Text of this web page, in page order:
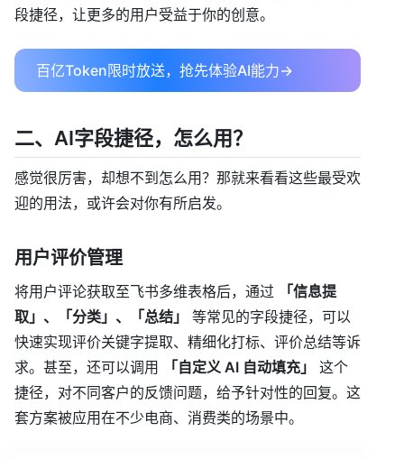
段捷径，让更多的用户受益于你的创意。
百亿Token限时放送，抢先体验AI能力→
二、AI字段捷径，怎么用？
感觉很厉害，却想不到怎么用？那就来看看这些最受欢
迎的用法，或许会对你有所启发。
用户评价管理
将用户评论获取至飞书多维表格后，通过
「信息提
取」、「分类」、「总结」
等常见的字段捷径，可以
快速实现评价关键字提取、精细化打标、评价总结等诉
求。甚至，还可以调用
「自定义 AI 自动填充」
这个
捷径，对不同客户的反馈问题，给予针对性的回复。这
套方案被应用在不少电商、消费类的场景中。